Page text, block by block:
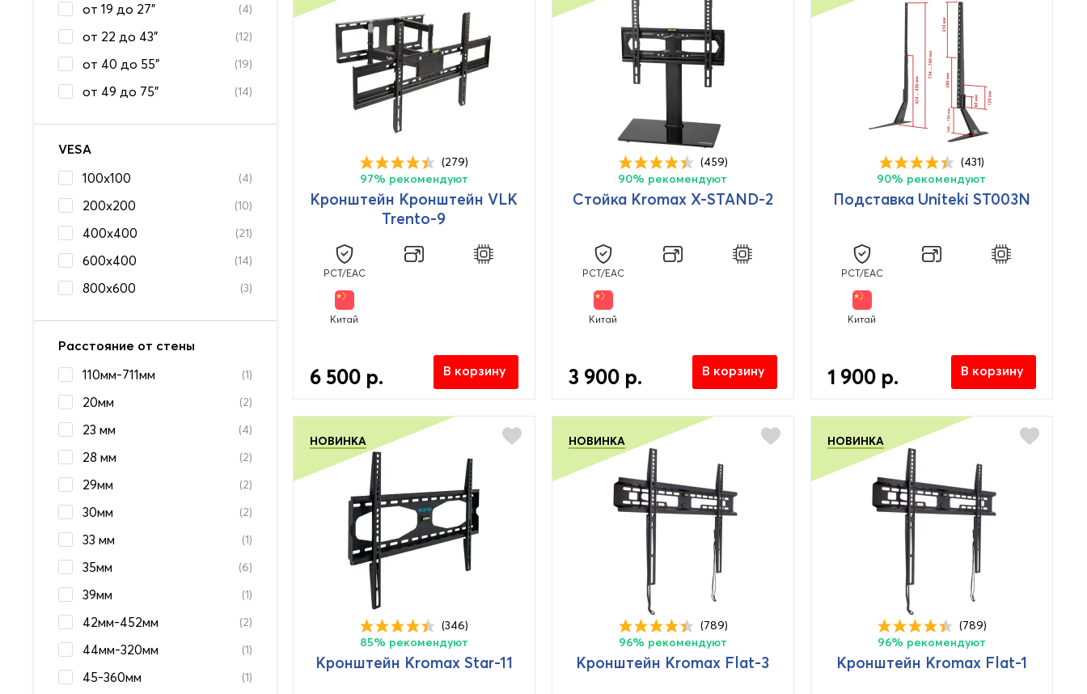
от 19 до 27" (4)
от 22 до 43" (12)
от 40 до 55" (19)
от 49 до 75" (14)
VESA
100x100
(4)
200x200 (10)
400x400 (21)
600x400 (14)
800x600 (3)
Расстояние от стены
110мм-711мм
(1)
20мм (2)
23 мм (4)
28 мм (2)
29мм (2)
30мм (2)
33 мм (1)
35мм (6)
39мм (1)
42мм-452мм (2)
44мм-320мм (1)
45-360мм (1)
(279)
97% рекомендуют
Кронштейн Кронштейн VLK
Trento-9
PCT/EAC
Китай
6 500 р. В корзину
(459)
90% рекомендуют
Стойка Kromax X-STAND-2
PCT/EAC
Китай
3 900 р. В корзину
(431)
90% рекомендуют
Подставка Uniteki ST003N
PCT/EAC
Китай
1 900 р. В корзину
НОВИНКА
(346)
85% рекомендуют
Кронштейн Kromax Star-11
НОВИНКА
(789)
96% рекомендуют
Кронштейн Kromax Flat-3
НОВИНКА
(789)
96% рекомендуют
Кронштейн Kromax Flat-1